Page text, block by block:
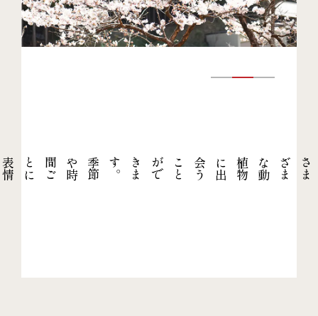
さ
ま
ざ
ま
な
動
植
物
に
出
会
う
こ
と
が
で
き
ま
す
。
季
節
や
時
間
ご
と
に
表
情
を
変
え